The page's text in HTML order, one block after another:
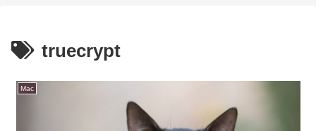
truecrypt
Mac